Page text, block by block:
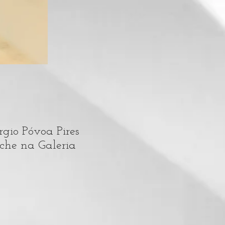
Póvoa Pires
na Galeria